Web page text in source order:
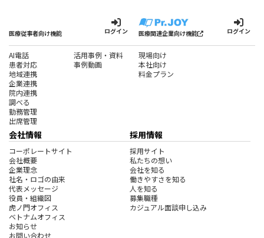
医療従事者向け機能 ログイン
AI電話
患者対応
地域連携
企業連携
院内連携
調べる
勤務管理
出席管理
活用事例・資料
事例動画
医療関連企業向け機能 ログイン
現場向け
本社向け
料金プラン
会社情報
コーポレートサイト
会社概要
企業理念
社名・ロゴの由来
代表メッセージ
役員・組織図
虎ノ門オフィス
ベトナムオフィス
お知らせ
お問い合わせ
採用情報
採用サイト
私たちの想い
会社を知る
働きやすさを知る
人を知る
募集職種
カジュアル面談申し込み